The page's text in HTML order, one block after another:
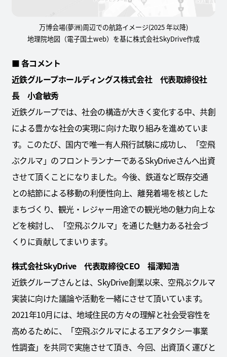
万博会場(夢洲)周辺での航路イメージ(2025 年以降)
地理院地図（電子国土web）を基に株式会社SkyDrive作成
■各コメント
近鉄グループホールディングス株式会社 代表取締役社
長 小倉敏秀
近鉄グループでは、社会の構造が大きく変化する中、共創
による豊かな社会の実現に向けた取り組みを進めていま
す。このたび、国内で唯一有人飛行試験に成功し、「空飛
ぶクルマ」のフロントランナーであるSkyDriveさんへ出資
させて頂くことになりました。今後、鉄道など既存交通
との結節による移動の利便性向上、離発着場を核とした
まちづくり、観光・レジャー用途での観光地の魅力向上な
どを検討し、「空飛ぶクルマ」を通じた魅力ある社会づ
くりに貢献してまいります。
株式会社SkyDrive 代表取締役CEO 福澤知浩
近鉄グループさんとは、SkyDrive創業以来、空飛ぶクルマ
実装に向けた議論や活動を一緒にさせて頂いています。
2021年10月には、地域住民の方々の理解と社会受容性を
高めるために、「空飛ぶクルマによるエアタクシー事業
性調査」を共同で実施させて頂き、今回、出資頂く運びと